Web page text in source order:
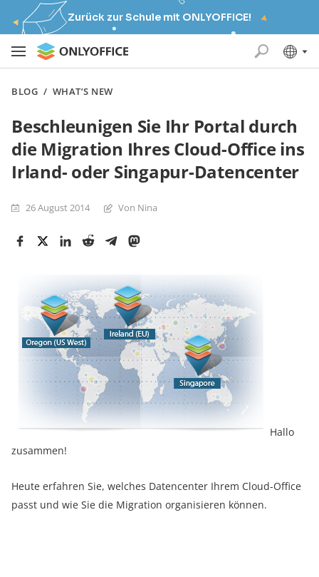
Zurück zur Schule mit ONLYOFFICE!
BLOG / WHAT’S NEW
Beschleunigen Sie Ihr Portal durch
die Migration Ihres Cloud-Office ins
Irland- oder Singapur-Datencenter
26 August 2014 Von Nina
Hallo
zusammen!
Heute erfahren Sie, welches Datencenter Ihrem Cloud-Office
passt und wie Sie die Migration organisieren können.